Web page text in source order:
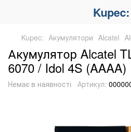
Kupec:
Kupec: Акумулятори Alcatel
Акумулятор Alcatel
6070 / Idol 4S (AAAA)
Немає в наявності Артикул: